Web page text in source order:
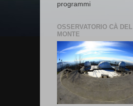
programmi
OSSERVATORIO CÀ DEL
MONTE